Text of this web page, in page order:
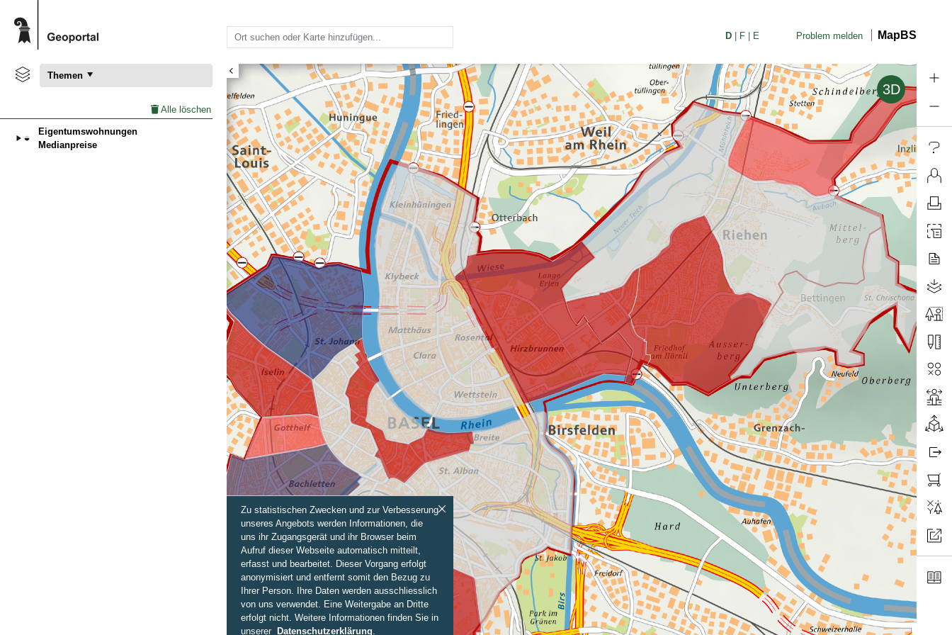
D F E Problem melden MapBS
Themen
Alle löschen
Eigentumswohnungen
Medianpreise
Zu statistischen Zwecken und zur Verbesserung
unseres Angebots werden Informationen, die
uns ihr Zugangsgerät und ihr Browser beim
Aufruf dieser Webseite automatisch mitteilt,
erfasst und bearbeitet. Dieser Vorgang erfolgt
anonymisiert und entfernt somit den Bezug zu
Ihrer Person. Ihre Daten werden ausschliesslich
von uns verwendet. Eine Weitergabe an Dritte
erfolgt nicht. Weitere Informationen finden Sie in
unserer Datenschutzerklärung
3D